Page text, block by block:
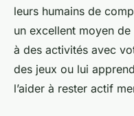
leurs humains de
un excellent moyen
à des activités avec
des jeux ou lui
l’aider à rester actif